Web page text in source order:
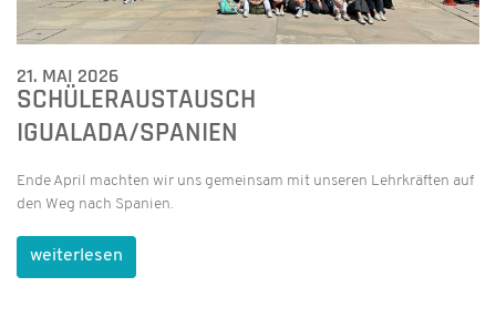
21. MAI 2026
SCHÜLERAUSTAUSCH
IGUALADA/SPANIEN
Ende April machten wir uns gemeinsam mit unseren Lehrkräften auf
den Weg nach Spanien.
weiterlesen